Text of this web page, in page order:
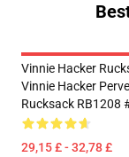
Vinnie Hacker
Vinnie Hacker
Rucksack RB1208
29,15 £ - 32,78 £